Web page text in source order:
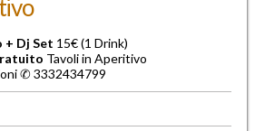
Dj Set 15€ (1 Drink)
Tavoli in Aperitivo
✆ 3332434799